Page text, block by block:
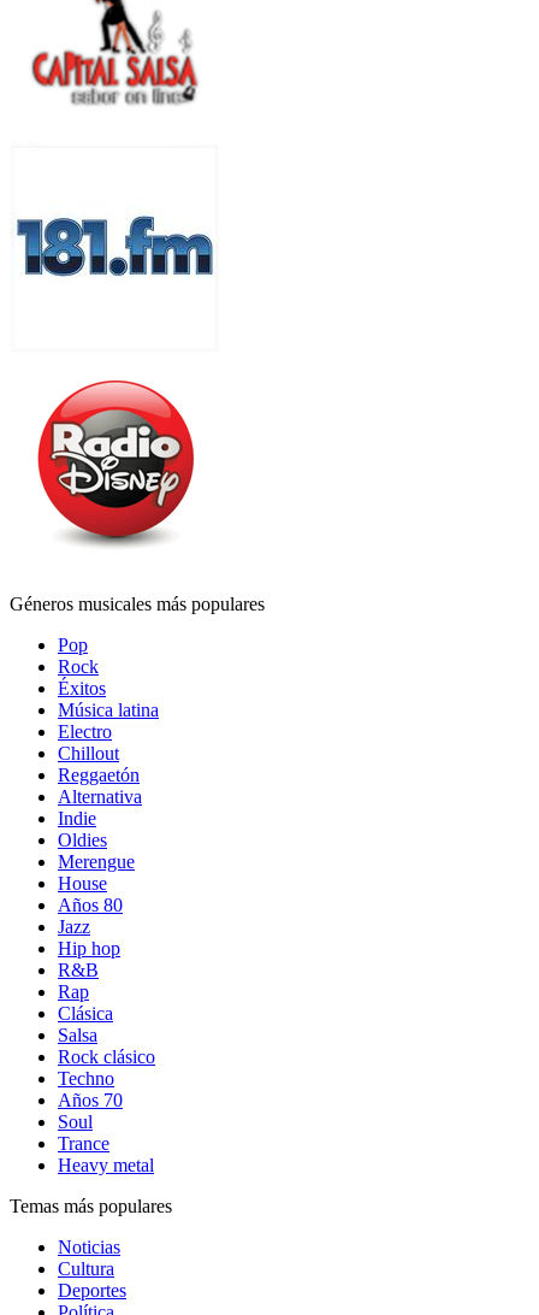
Géneros musicales más populares
Pop
Rock
Éxitos
Música latina
Electro
Chillout
Reggaetón
Alternativa
Indie
Oldies
Merengue
House
Años 80
Jazz
Hip hop
R&B
Rap
Clásica
Salsa
Rock clásico
Techno
Años 70
Soul
Trance
Heavy metal
Temas más populares
Noticias
Cultura
Deportes